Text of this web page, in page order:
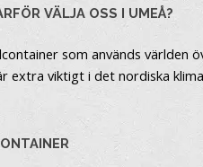
VÄLJA OSS I UMEÅ?
som används
viktigt i det nordiska